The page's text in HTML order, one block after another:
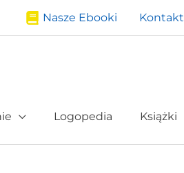
Nasze Ebooki Kontakt
Logopedia Książki